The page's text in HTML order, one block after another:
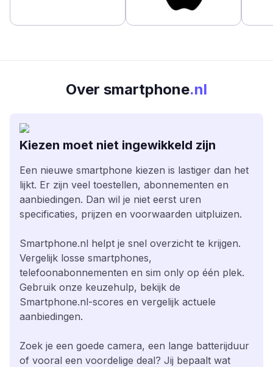
Over smartphone.nl
Kiezen moet niet ingewikkeld zijn
Een nieuwe smartphone kiezen is lastiger dan het
lijkt. Er zijn veel toestellen, abonnementen en
aanbiedingen. Dan wil je niet eerst uren
specificaties, prijzen en voorwaarden uitpluizen.
Smartphone.nl helpt je snel overzicht te krijgen.
Vergelijk losse smartphones,
telefoonabonnementen en sim only op één plek.
Gebruik onze keuzehulp, bekijk de
Smartphone.nl-scores en vergelijk actuele
aanbiedingen.
Zoek je een goede camera, een lange batterijduur
of vooral een voordelige deal? Jij bepaalt wat